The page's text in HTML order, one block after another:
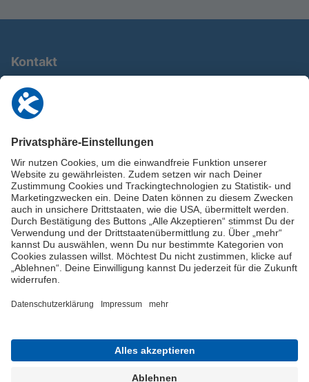
Kontakt
0911 / 9234 950
info@deutschland-im-plus.de
Impressum
Online-Schuldnerberatung
Stellen Sie hier Ihre Fragen und erhalten Sie kostenlos und umgehend
Informationen von unseren Schuldnerberater:innen.
Beratungshotline: 0800 / 5035851
Spendenkonto